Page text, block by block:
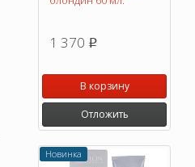
1 370 p
В корзину
Отложить
Новинка